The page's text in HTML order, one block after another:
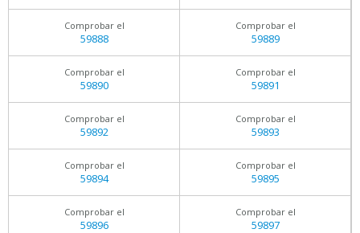
Comprobar el
59888
Comprobar el
59889
Comprobar el
59890
Comprobar el
59891
Comprobar el
59892
Comprobar el
59893
Comprobar el
59894
Comprobar el
59895
Comprobar el
59896
Comprobar el
59897